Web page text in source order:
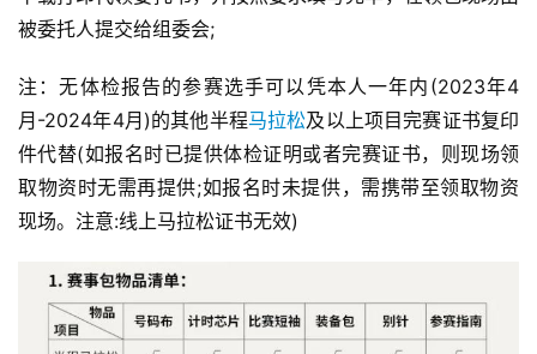
被委托人提交给组委会;
注：无体检报告的参赛选手可以凭本人一年内(2023年4
月-2024年4月)的其他半程马拉松及以上项目完赛证书复印
件代替(如报名时已提供体检证明或者完赛证书，则现场领
取物资时无需再提供;如报名时未提供，需携带至领取物资
现场。注意:线上马拉松证书无效)